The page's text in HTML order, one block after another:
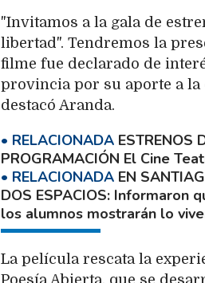
"Invitamos a la gala de
libertad". Tendremos la
filme fue declarado de
provincia por su aporte a la
destacó Aranda.
ESTRENOS
PROGRAMACIÓN El Cine
EN
DOS ESPACIOS Informaron
los alumnos mostrarán lo
La película rescata la